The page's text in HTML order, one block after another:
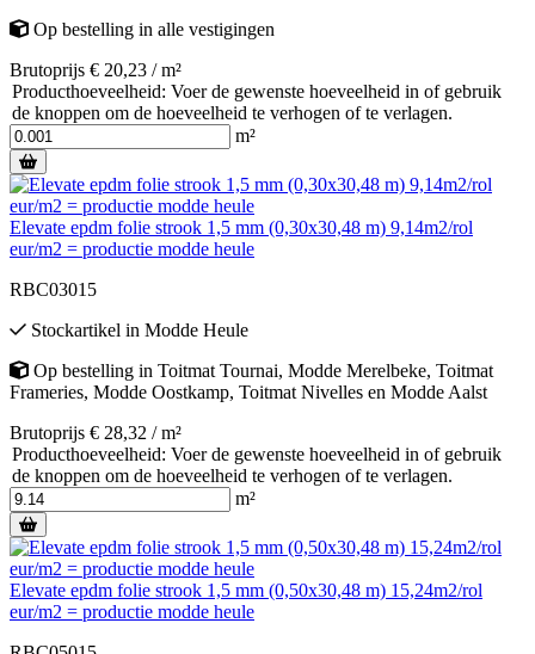
Op bestelling in alle vestigingen
Brutoprijs € 20,23 / m²
Producthoeveelheid: Voer de gewenste hoeveelheid in of gebruik
de knoppen om de hoeveelheid te verhogen of te verlagen.
m²
Elevate epdm folie strook 1,5 mm (0,30x30,48 m) 9,14m2/rol
eur/m2 = productie modde heule
RBC03015
Stockartikel in Modde Heule
Op bestelling in Toitmat Tournai, Modde Merelbeke, Toitmat
Frameries, Modde Oostkamp, Toitmat Nivelles en Modde Aalst
Brutoprijs € 28,32 / m²
Producthoeveelheid: Voer de gewenste hoeveelheid in of gebruik
de knoppen om de hoeveelheid te verhogen of te verlagen.
m²
Elevate epdm folie strook 1,5 mm (0,50x30,48 m) 15,24m2/rol
eur/m2 = productie modde heule